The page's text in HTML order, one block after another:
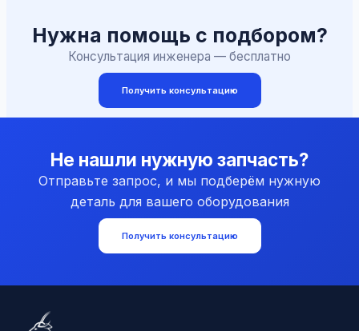
Нужна помощь с подбором?
Консультация инженера — бесплатно
Получить консультацию
Не нашли нужную запчасть?
Отправьте запрос, и мы подберём нужную
деталь для вашего оборудования
Получить консультацию